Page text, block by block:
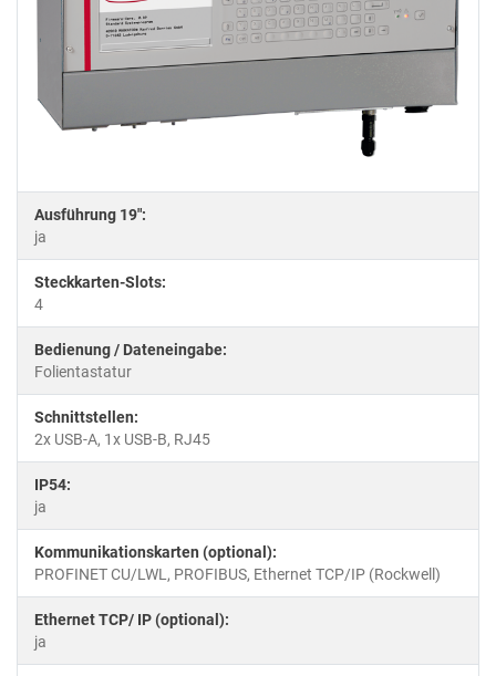
Ausführung 19":
ja
Steckkarten-Slots:
4
Bedienung / Dateneingabe:
Folientastatur
Schnittstellen:
2x USB-A, 1x USB-B, RJ45
IP54:
ja
Kommunikationskarten (optional):
PROFINET CU/LWL, PROFIBUS, Ethernet TCP/IP (Rockwell)
Ethernet TCP/ IP (optional):
ja